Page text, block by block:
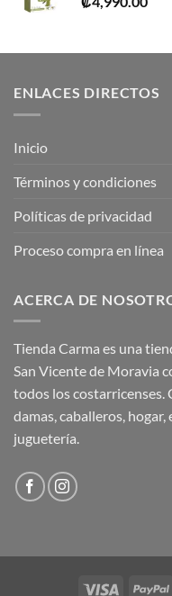
ENLACES DIRECTOS
Inicio
Términos y condiciones
Políticas de privacidad
Proceso compra en línea
ACERCA DE
Tienda Carma es una
San Vicente de Moravia
todos los
damas, caballeros,
juguetería.
Visa